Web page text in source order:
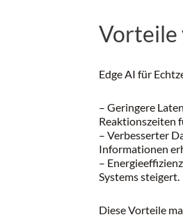
Vorteile
Edge AI für
– Geringere
Reaktionszeiten
– Verbesserter
Informationen
–
Systems steigert.
Diese Vorteile